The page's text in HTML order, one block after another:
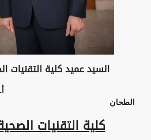
السيد عميد كلية التقنيات
أ.د محمد عبد
الطحان
كلية التقنيات